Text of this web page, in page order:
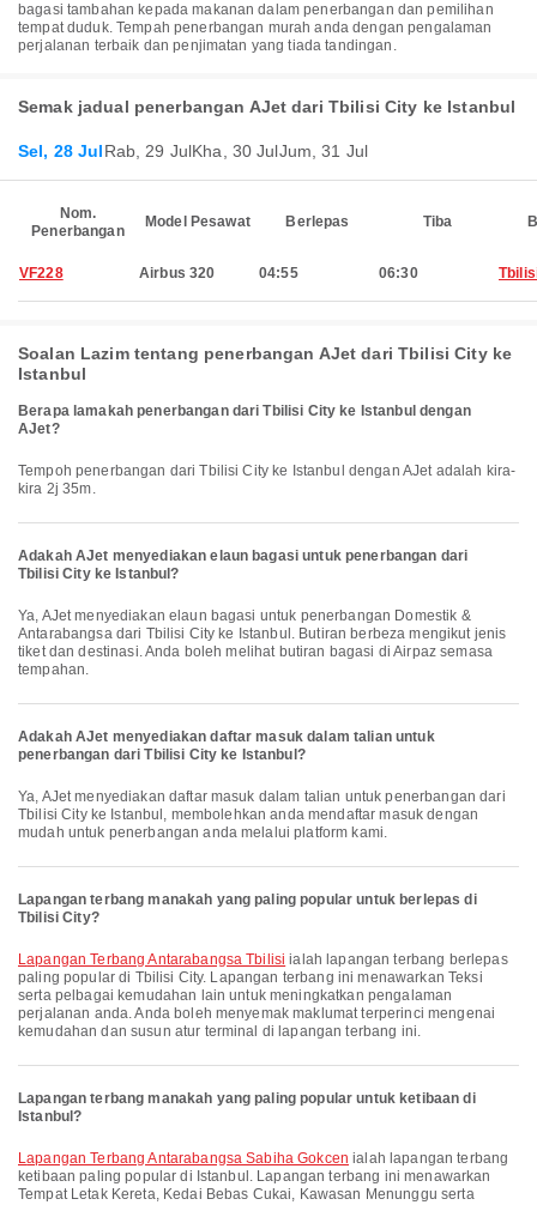
bagasi tambahan kepada makanan dalam penerbangan dan pemilihan
tempat duduk. Tempah penerbangan murah anda dengan pengalaman
perjalanan terbaik dan penjimatan yang tiada tandingan.
Semak jadual penerbangan AJet dari Tbilisi City ke Istanbul
Sel, 28 JulRab, 29 JulKha, 30 JulJum, 31 Jul
Nom.
Penerbangan
Model Pesawat Berlepas Tiba
VF228 Airbus 320 04:55 06:30
Soalan Lazim tentang penerbangan AJet dari Tbilisi City ke
Istanbul
Berapa lamakah penerbangan dari Tbilisi City ke Istanbul dengan
AJet?
Tempoh penerbangan dari Tbilisi City ke Istanbul dengan AJet adalah kira-
kira 2j 35m.
Adakah AJet menyediakan elaun bagasi untuk penerbangan dari
Tbilisi City ke Istanbul?
Ya, AJet menyediakan elaun bagasi untuk penerbangan Domestik &
Antarabangsa dari Tbilisi City ke Istanbul. Butiran berbeza mengikut jenis
tiket dan destinasi. Anda boleh melihat butiran bagasi di Airpaz semasa
tempahan.
Adakah AJet menyediakan daftar masuk dalam talian untuk
penerbangan dari Tbilisi City ke Istanbul?
Ya, AJet menyediakan daftar masuk dalam talian untuk penerbangan dari
Tbilisi City ke Istanbul, membolehkan anda mendaftar masuk dengan
mudah untuk penerbangan anda melalui platform kami.
Lapangan terbang manakah yang paling popular untuk berlepas di
Tbilisi City?
Lapangan Terbang Antarabangsa Tbilisi ialah lapangan terbang berlepas
paling popular di Tbilisi City. Lapangan terbang ini menawarkan Teksi
serta pelbagai kemudahan lain untuk meningkatkan pengalaman
perjalanan anda. Anda boleh menyemak maklumat terperinci mengenai
kemudahan dan susun atur terminal di lapangan terbang ini.
Lapangan terbang manakah yang paling popular untuk ketibaan di
Istanbul?
Lapangan Terbang Antarabangsa Sabiha Gokcen ialah lapangan terbang
ketibaan paling popular di Istanbul. Lapangan terbang ini menawarkan
Tempat Letak Kereta, Kedai Bebas Cukai, Kawasan Menunggu serta